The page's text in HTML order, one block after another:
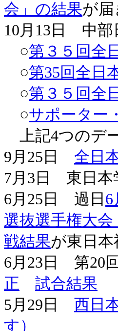
会」の結果が届
10月13日 中部
○第３５回全
○第35回全日
○第３５回全
○サポーター
上記4つのデ
9月25日 全日
7月3日 東日本
6月25日 過日 6
選抜選手権大
戦結果が東日
6月23日 第20
正
試合結果
5月29日 西日
す）